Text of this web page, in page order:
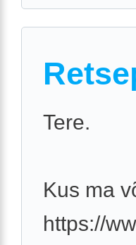
Tere.
Kus ma
https://